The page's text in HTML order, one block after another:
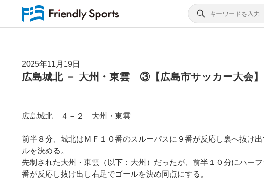
2025年11月19日
広島城北 － 大州・東雲 ③【広島市サッカー大会】
広島城北 ４－２ 大州・東雲
前半８分、城北はＭＦ１０番のスルーパスに９番が反応し裏へ抜け
ルを決める。
先制された大州・東雲（以下：大州）だったが、前半１０分にハー
番が反応し抜け出し右足でゴールを決め同点にする。